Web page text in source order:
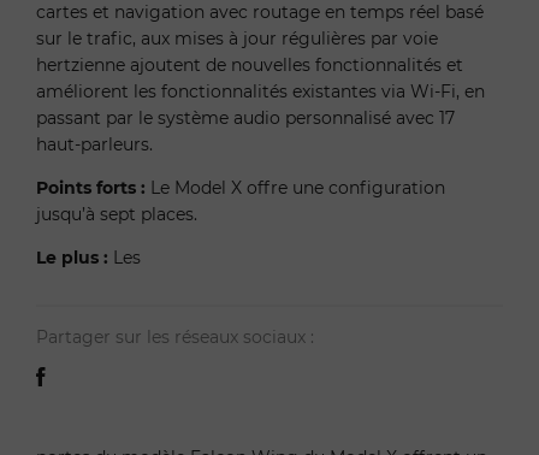
cartes et navigation avec routage en temps réel basé
sur le trafic, aux mises à jour régulières par voie
hertzienne ajoutent de nouvelles fonctionnalités et
améliorent les fonctionnalités existantes via Wi-Fi, en
passant par le système audio personnalisé avec 17
haut-parleurs.
Points forts : Le Model X offre une configuration
jusqu’à sept places.
Le plus : Les
Partager sur les réseaux sociaux :